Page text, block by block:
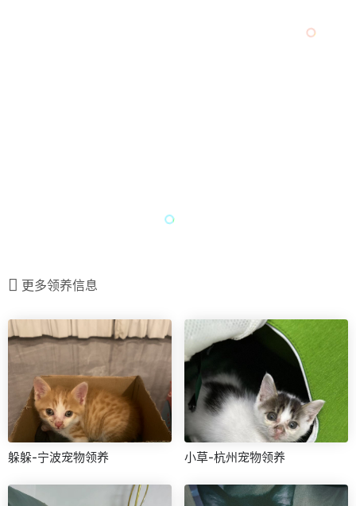
更多领养信息
躲躲-宁波宠物领养 小草-杭州宠物领养